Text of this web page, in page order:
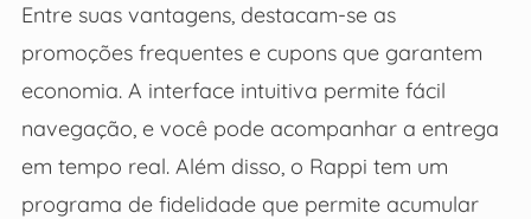
Entre suas vantagens, destacam-se as
promoções frequentes e cupons que garantem
economia. A interface intuitiva permite fácil
navegação, e você pode acompanhar a entrega
em tempo real. Além disso, o Rappi tem um
programa de fidelidade que permite acumular